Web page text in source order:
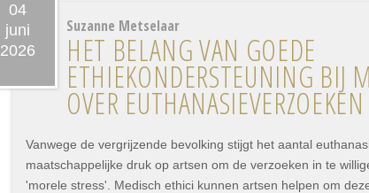
04
juni
2026
Suzanne Metselaar
HET BELANG VAN GOEDE
ETHIEKONDERSTEUNING BIJ
OVER EUTHANASIEVERZOEKEN
Vanwege de vergrijzende bevolking stijgt het aantal
maatschappelijke druk op artsen om de verzoeken in te
'morele stress'. Medisch ethici kunnen artsen helpen om